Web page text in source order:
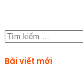
Tìm
kiếm
cho:
Bài viết mới